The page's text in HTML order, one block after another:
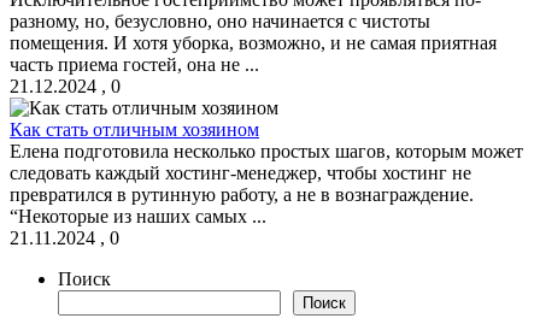
разному, но, безусловно, оно начинается с чистоты
помещения. И хотя уборка, возможно, и не самая приятная
часть приема гостей, она не ...
21.12.2024 , 0
Как стать отличным хозяином
Елена подготовила несколько простых шагов, которым может
следовать каждый хостинг-менеджер, чтобы хостинг не
превратился в рутинную работу, а не в вознаграждение.
“Некоторые из наших самых ...
21.11.2024 , 0
Поиск
Поиск